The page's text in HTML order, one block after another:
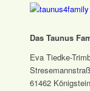
Das Taunus
Eva Tiedke-
61462